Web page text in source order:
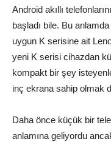
Android akıllı
başladı bile. Bu
uygun K serisine ait
yeni K serisi cihazdan
kompakt bir şey
inç ekrana sahip olmak
Daha önce küçük bir
anlamına geliyordu